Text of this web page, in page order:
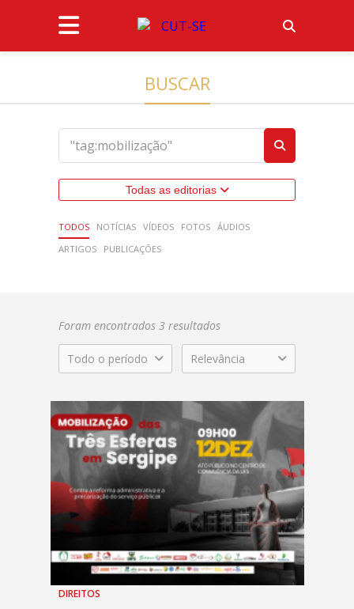
BUSCAR
Todas as editorias
TODOS NOTÍCIAS VÍDEOS FOTOS ÁUDIOS
ARTIGOS
PUBLICAÇÕES
Foram encontrados 3 resultados
Todo o período Relevância
DIREITOS